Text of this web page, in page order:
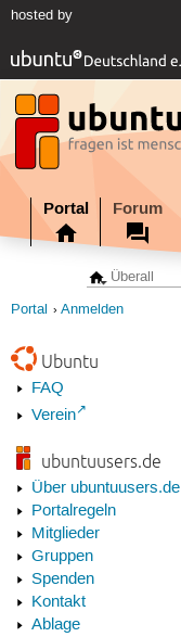
hosted by
Portal Forum
Portal Anmelden
Ubuntu
FAQ
Verein
ubuntuusers.de
Über ubuntuusers.de
Portalregeln
Mitglieder
Gruppen
Spenden
Kontakt
Ablage